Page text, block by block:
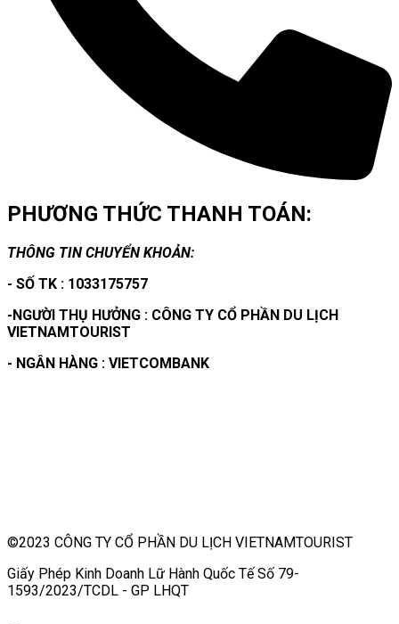
PHƯƠNG THỨC THANH TOÁN:
THÔNG TIN CHUYỂN KHOẢN:
- SỐ TK : 1033175757
-NGƯỜI THỤ HƯỞNG : CÔNG TY CỔ PHẦN DU LỊCH
VIETNAMTOURIST
- NGÂN HÀNG : VIETCOMBANK
©2023 CÔNG TY CỔ PHẦN DU LỊCH VIETNAMTOURIST
Giấy Phép Kinh Doanh Lữ Hành Quốc Tế Số 79-
1593/2023/TCDL - GP LHQT